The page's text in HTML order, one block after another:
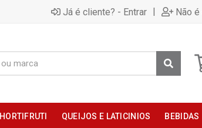
Já é cliente? - Entrar | Não
HORTIFRUTI QUEIJOS E LATICINIOS BEBIDAS